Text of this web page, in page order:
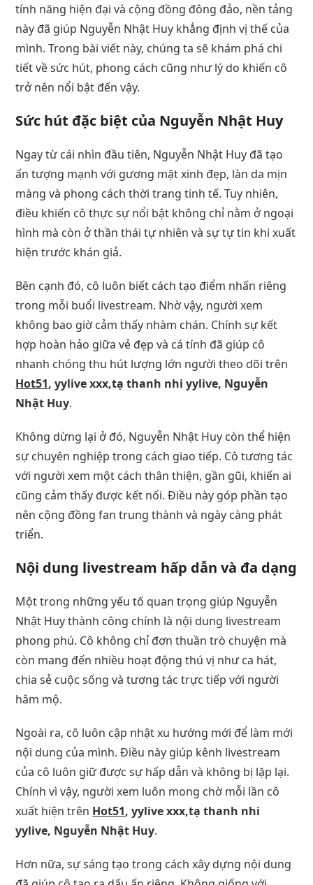
tính năng hiện đại và cộng đồng đông đảo, nền tảng
này đã giúp Nguyễn Nhật Huy khẳng định vị thế của
mình. Trong bài viết này, chúng ta sẽ khám phá chi
tiết về sức hút, phong cách cũng như lý do khiến cô
trở nên nổi bật đến vậy.
Sức hút đặc biệt của Nguyễn Nhật Huy
Ngay từ cái nhìn đầu tiên, Nguyễn Nhật Huy đã tạo
ấn tượng mạnh với gương mặt xinh đẹp, làn da mịn
màng và phong cách thời trang tinh tế. Tuy nhiên,
điều khiến cô thực sự nổi bật không chỉ nằm ở ngoại
hình mà còn ở thần thái tự nhiên và sự tự tin khi xuất
hiện trước khán giả.
Bên cạnh đó, cô luôn biết cách tạo điểm nhấn riêng
trong mỗi buổi livestream. Nhờ vậy, người xem
không bao giờ cảm thấy nhàm chán. Chính sự kết
hợp hoàn hảo giữa vẻ đẹp và cá tính đã giúp cô
nhanh chóng thu hút lượng lớn người theo dõi trên
Hot51, yylive xxx,tạ thanh nhi yylive, Nguyễn
Nhật Huy.
Không dừng lại ở đó, Nguyễn Nhật Huy còn thể hiện
sự chuyên nghiệp trong cách giao tiếp. Cô tương tác
với người xem một cách thân thiện, gần gũi, khiến ai
cũng cảm thấy được kết nối. Điều này góp phần tạo
nên cộng đồng fan trung thành và ngày càng phát
triển.
Nội dung livestream hấp dẫn và đa dạng
Một trong những yếu tố quan trọng giúp Nguyễn
Nhật Huy thành công chính là nội dung livestream
phong phú. Cô không chỉ đơn thuần trò chuyện mà
còn mang đến nhiều hoạt động thú vị như ca hát,
chia sẻ cuộc sống và tương tác trực tiếp với người
hâm mộ.
Ngoài ra, cô luôn cập nhật xu hướng mới để làm mới
nội dung của mình. Điều này giúp kênh livestream
của cô luôn giữ được sự hấp dẫn và không bị lặp lại.
Chính vì vậy, người xem luôn mong chờ mỗi lần cô
xuất hiện trên Hot51, yylive xxx,tạ thanh nhi
yylive, Nguyễn Nhật Huy.
Hơn nữa, sự sáng tạo trong cách xây dựng nội dung